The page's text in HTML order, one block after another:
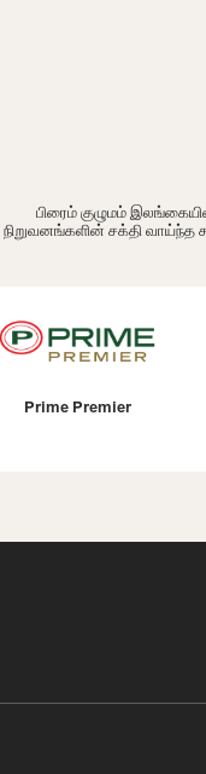
பிரைம் குழுமம்
நிறுவனங்களின் சக்தி
Prime Premier